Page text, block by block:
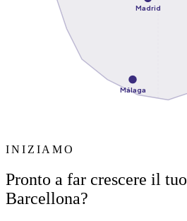
Madrid
Málaga
INIZIAMO
Pronto a far crescere il
Barcellona?